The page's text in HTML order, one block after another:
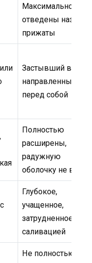
Максимально
отведены назад и
прижаты
Застывший взгляд,
направленный
перед собой
Полностью
расширены,
радужную
оболочку не видно
Глубокое,
учащенное,
затрудненное, с
саливацией
Не полностью